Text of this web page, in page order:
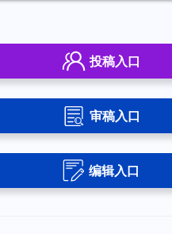
投稿入口
审稿入口
编辑入口